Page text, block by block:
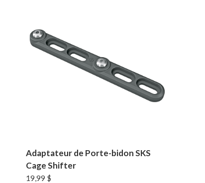
Adaptateur de Porte-bidon SKS
Cage Shifter
19,99 $